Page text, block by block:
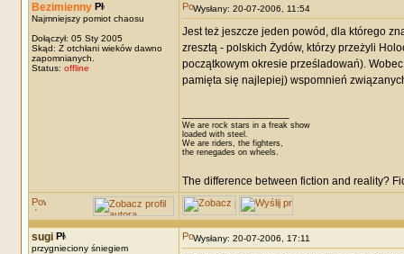
Bezimienny
Najmniejszy pomiot chaosu
Dołączył: 05 Sty 2005
Skąd: Z otchłani wieków dawno
zapomnianych.
Status: offline
Wysłany: 20-07-2006, 11:54
Jest też jeszcze jeden powód, dla którego
zresztą - polskich Żydów, którzy przeżyli
początkowym okresie prześladowań).
pamięta się najlepiej) wspomnień
We are rock stars in a freak show
loaded with steel.
We are riders, the fighters,
the renegades on wheels.
The difference between fiction and reality?
sugi
przygnieciony śniegiem
Wysłany: 20-07-2006, 17:11